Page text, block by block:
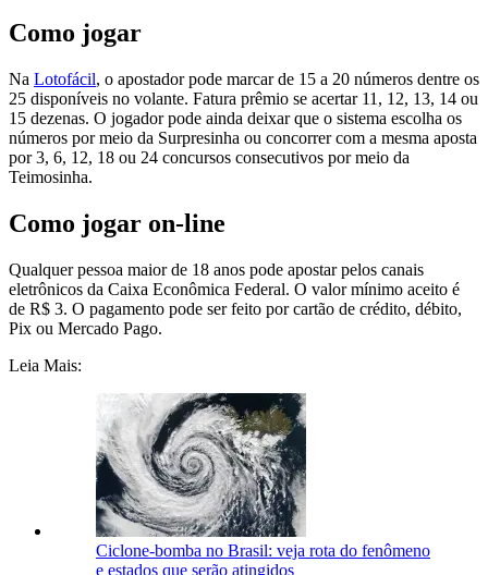
Como jogar
Na Lotofácil, o apostador pode marcar de 15 a 20 números dentre os
25 disponíveis no volante. Fatura prêmio se acertar 11, 12, 13, 14 ou
15 dezenas. O jogador pode ainda deixar que o sistema escolha os
números por meio da Surpresinha ou concorrer com a mesma aposta
por 3, 6, 12, 18 ou 24 concursos consecutivos por meio da
Teimosinha.
Como jogar on-line
Qualquer pessoa maior de 18 anos pode apostar pelos canais
eletrônicos da Caixa Econômica Federal. O valor mínimo aceito é
de R$ 3. O pagamento pode ser feito por cartão de crédito, débito,
Pix ou Mercado Pago.
Leia Mais:
Ciclone-bomba no Brasil: veja rota do fenômeno
e estados que serão atingidos